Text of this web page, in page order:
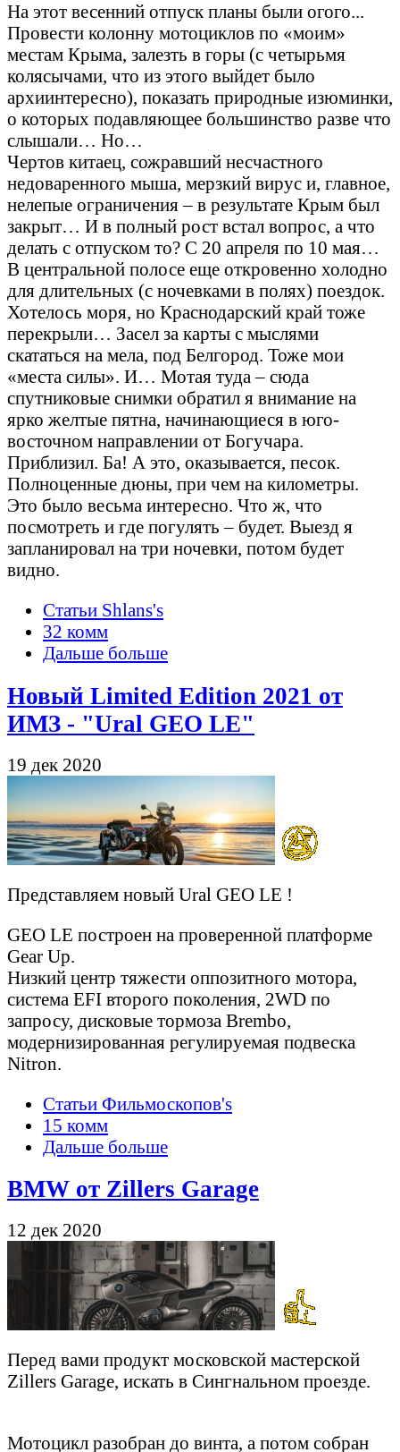
На этот весенний отпуск планы были огого...
Провести колонну мотоциклов по «моим»
местам Крыма, залезть в горы (с четырьмя
колясычами, что из этого выйдет было
архиинтересно), показать природные изюминки,
о которых подавляющее большинство разве что
слышали… Но…
Чертов китаец, сожравший несчастного
недоваренного мыша, мерзкий вирус и, главное,
нелепые ограничения – в результате Крым был
закрыт… И в полный рост встал вопрос, а что
делать с отпуском то? С 20 апреля по 10 мая…
В центральной полосе еще откровенно холодно
для длительных (с ночевками в полях) поездок.
Хотелось моря, но Краснодарский край тоже
перекрыли… Засел за карты с мыслями
скататься на мела, под Белгород. Тоже мои
«места силы». И… Мотая туда – сюда
спутниковые снимки обратил я внимание на
ярко желтые пятна, начинающиеся в юго-
восточном направлении от Богучара.
Приблизил. Ба! А это, оказывается, песок.
Полноценные дюны, при чем на километры.
Это было весьма интересно. Что ж, что
посмотреть и где погулять – будет. Выезд я
запланировал на три ночевки, потом будет
видно.
Статьи Shlans's
32 комм
Дальше больше
Новый Limited Edition 2021 от
ИМЗ - "Ural GEO LE"
19 дек 2020
Представляем новый Ural GEO LE !
GEO LE построен на проверенной платформе
Gear Up.
Низкий центр тяжести оппозитного мотора,
система EFI второго поколения, 2WD по
запросу, дисковые тормоза Brembo,
модернизированная регулируемая подвеска
Nitron.
Статьи Фильмоскопов's
15 комм
Дальше больше
BMW от Zillers Garage
12 дек 2020
Перед вами продукт московской мастерской
Zillers Garage, искать в Сингнальном проезде.
Мотоцикл разобран до винта, а потом собран